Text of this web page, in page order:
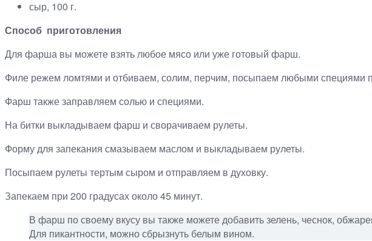
сыр, 100 г.
Способ приготовления
Для фарша вы можете взять любое мясо или уже готовый фарш.
Филе режем ломтями и отбиваем, солим, перчим, посыпаем любыми специями
Фарш также заправляем солью и специями.
На битки выкладываем фарш и сворачиваем рулеты.
Форму для запекания смазываем маслом и выкладываем рулеты.
Посыпаем рулеты тертым сыром и отправляем в духовку.
Запекаем при 200 градусах около 45 минут.
В фарш по своему вкусу вы также можете добавить зелень, чеснок,
Для пикантности, можно сбрызнуть белым вином.